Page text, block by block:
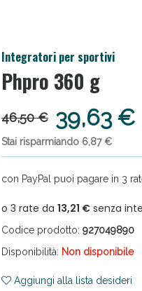
Integratori per sportivi
Phpro 360 g
46,50 € 39,63 €
Stai risparmiando 6,87 €
con PayPal puoi pagare in 3
Codice prodotto: 927049890
Disponibilità: Non disponibile
Aggiungi alla lista desideri
Piatta: Sconti
Multivitaminici: